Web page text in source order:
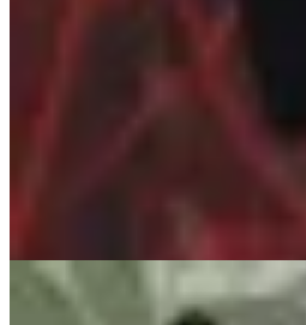
Remera Indra Mahoraga